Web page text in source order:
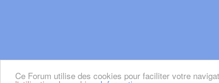
Ce Forum utilise des cookies pour faciliter votre